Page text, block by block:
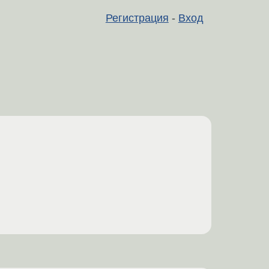
Регистрация - Вход